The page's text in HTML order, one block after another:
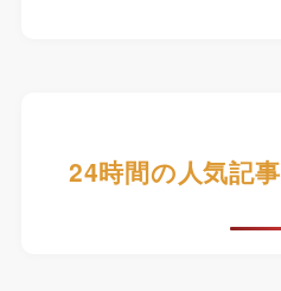
24時間の人気記事